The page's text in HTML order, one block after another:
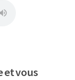
et vous